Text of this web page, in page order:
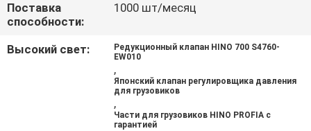
КАРТА
Поставка
способности:
1000 шт/месяц
Высокий свет:
Редукционный клапан HINO 700 S4760-
EW010
,
Японский клапан регулировщика давления
для грузовиков
,
Части для грузовиков HINO PROFIA с
гарантией